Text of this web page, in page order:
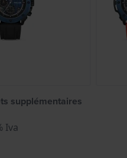
supplémentaires
Iva